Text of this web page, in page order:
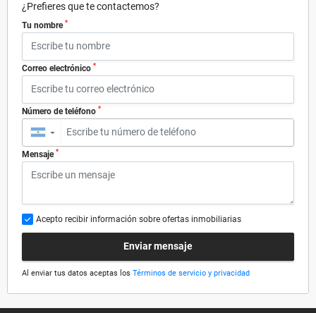
¿Prefieres que te contactemos?
Tu nombre *
Correo electrónico *
Número de teléfono *
▼
Mensaje *
Acepto recibir información sobre ofertas inmobiliarias
Enviar mensaje
Al enviar tus datos aceptas los Términos de servicio y privacidad